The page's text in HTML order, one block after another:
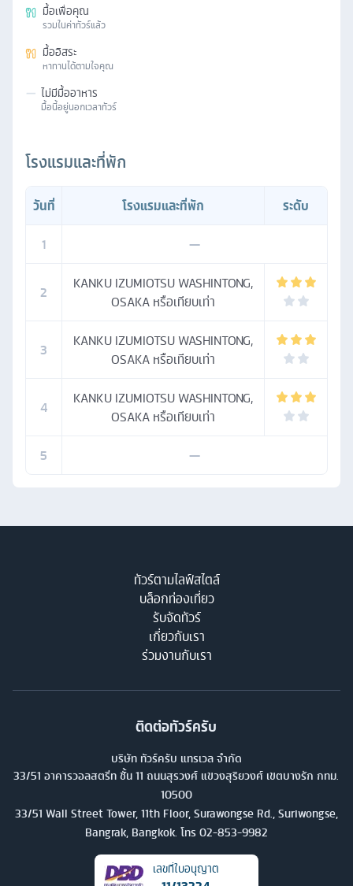
มื้อเพื่อคุณ
รวมในค่าทัวร์แล้ว
มื้ออิสระ
หาทานได้ตามใจคุณ
— ไม่มีมื้ออาหาร
มื้อนี้อยู่นอกเวลาทัวร์
โรงแรมและที่พัก
วันที่ โรงแรมและที่พัก
ระดับ
1
—
2
KANKU IZUMIOTSU WASHINTONG,
OSAKA หรือเทียบเท่า
3
KANKU IZUMIOTSU WASHINTONG,
OSAKA หรือเทียบเท่า
4
KANKU IZUMIOTSU WASHINTONG,
OSAKA หรือเทียบเท่า
5
—
ทัวร์ตามไลฟ์สไตล์
บล็อกท่องเที่ยว
รับจัดทัวร์
เกี่ยวกับเรา
ร่วมงานกับเรา
ติดต่อทัวร์ครับ
บริษัท ทัวร์ครับ แทรเวล จำกัด
33/51 อาคารวอลสตรีท ชั้น 11 ถนนสุรวงศ์ แขวงสุริยวงศ์ เขตบางรัก กทม.
10500
33/51 Wall Street Tower, 11th Floor, Surawongse Rd., Suriwongse,
Bangrak, Bangkok. โทร 02-853-9982
เลขที่ใบอนุญาต